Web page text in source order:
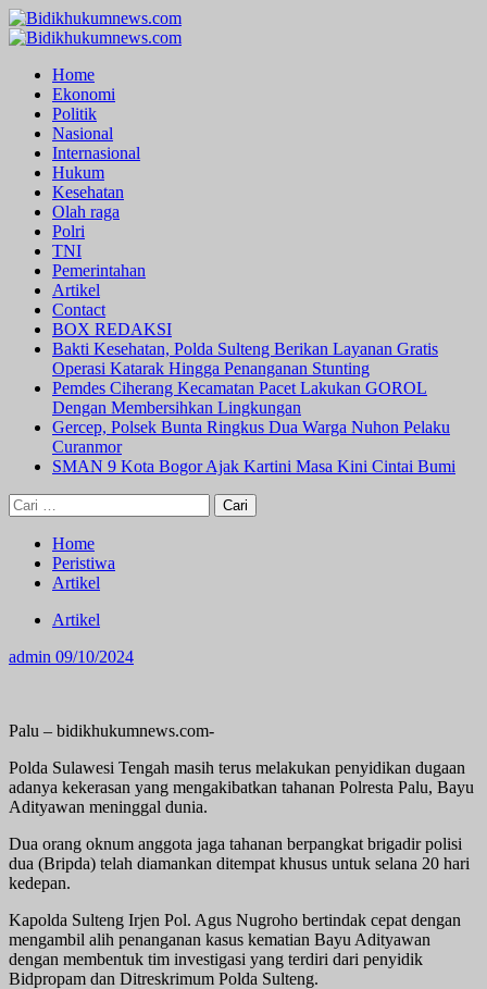
Skip
to
Primary
Home
Ekonomi
Politik
Nasional
Internasional
Hukum
Kesehatan
Olah raga
Polri
TNI
Pemerintahan
Artikel
Contact
BOX REDAKSI
Bakti Kesehatan, Polda Sulteng Berikan Layanan Gratis
Operasi Katarak Hingga Penanganan Stunting
Pemdes Ciherang Kecamatan Pacet Lakukan GOROL
Dengan Membersihkan Lingkungan
Gercep, Polsek Bunta Ringkus Dua Warga Nuhon Pelaku
Curanmor
SMAN 9 Kota Bogor Ajak Kartini Masa Kini Cintai Bumi
Cari
untuk:
Home
Peristiwa
Artikel
Artikel
admin 09/10/2024
Palu – bidikhukumnews.com-
Polda Sulawesi Tengah masih terus melakukan penyidikan dugaan
adanya kekerasan yang mengakibatkan tahanan Polresta Palu, Bayu
Adityawan meninggal dunia.
Dua orang oknum anggota jaga tahanan berpangkat brigadir polisi
dua (Bripda) telah diamankan ditempat khusus untuk selana 20 hari
kedepan.
Kapolda Sulteng Irjen Pol. Agus Nugroho bertindak cepat dengan
mengambil alih penanganan kasus kematian Bayu Adityawan
dengan membentuk tim investigasi yang terdiri dari penyidik
Bidpropam dan Ditreskrimum Polda Sulteng.